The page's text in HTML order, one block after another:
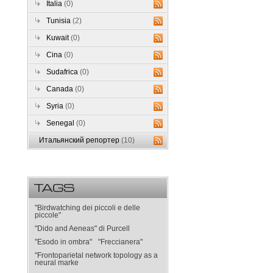
Italia(0)
Tunisia(2)
Kuwait(0)
Cina(0)
Sudafrica(0)
Canada(0)
Syria(0)
Senegal(0)
Итальянский репортер(10)
TAGS
"Birdwatching dei piccoli e delle
piccole"
"Dido and Aeneas" di Purcell
"Esodo in ombra"
"Freccianera"
"Frontoparietal network topology as a
neural marke